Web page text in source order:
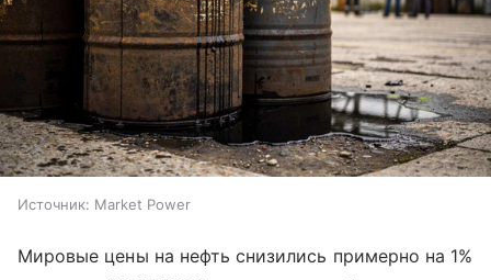
Источник: Market Power
Мировые цены на нефть снизились примерно на 1%